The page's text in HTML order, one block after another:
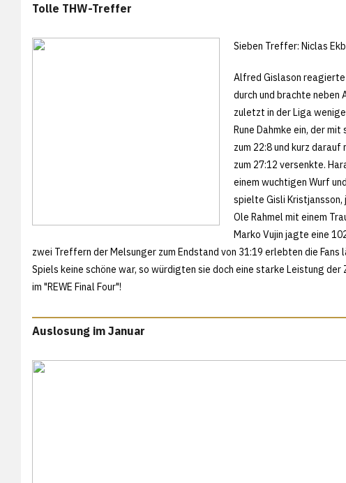
Tolle THW-Treffer
Sieben Treffer: Niclas
Alfred Gislason
durch und brachte neben
zuletzt in der Liga
Rune Dahmke ein, der
zum 22:8 und kurz
zum 27:12 versenkte.
einem wuchtigen Wurf
spielte Gisli Kristjansson,
Ole Rahmel mit einem
Marko Vujin jagte eine
zwei Treffern der Melsunger zum Endstand von 31:19 erlebten die Fans
Spiels keine schöne war, so würdigten sie doch eine starke Leistung
im "REWE Final Four"!
Auslosung im Januar